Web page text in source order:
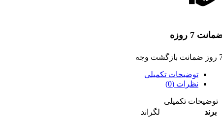
7 روزه
وجه
توضیحات تکمیلی
نظرات (0)
توضیحات تکمیلی
برند
لگراند